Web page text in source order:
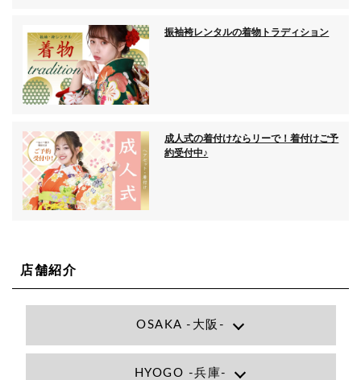
振袖袴レンタルの着物トラディション
成人式の着付けならリーで！着付けご予
約受付中♪
店舗紹介
OSAKA -大阪-
Lee大阪店
大阪府大阪市北区小松原町1-27梅田エビスビル7F
HYOGO -兵庫-